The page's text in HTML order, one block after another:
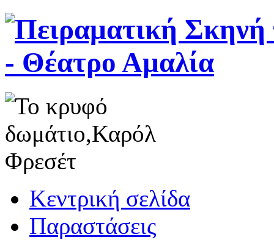
Κεντρική σελίδα
Παραστάσεις